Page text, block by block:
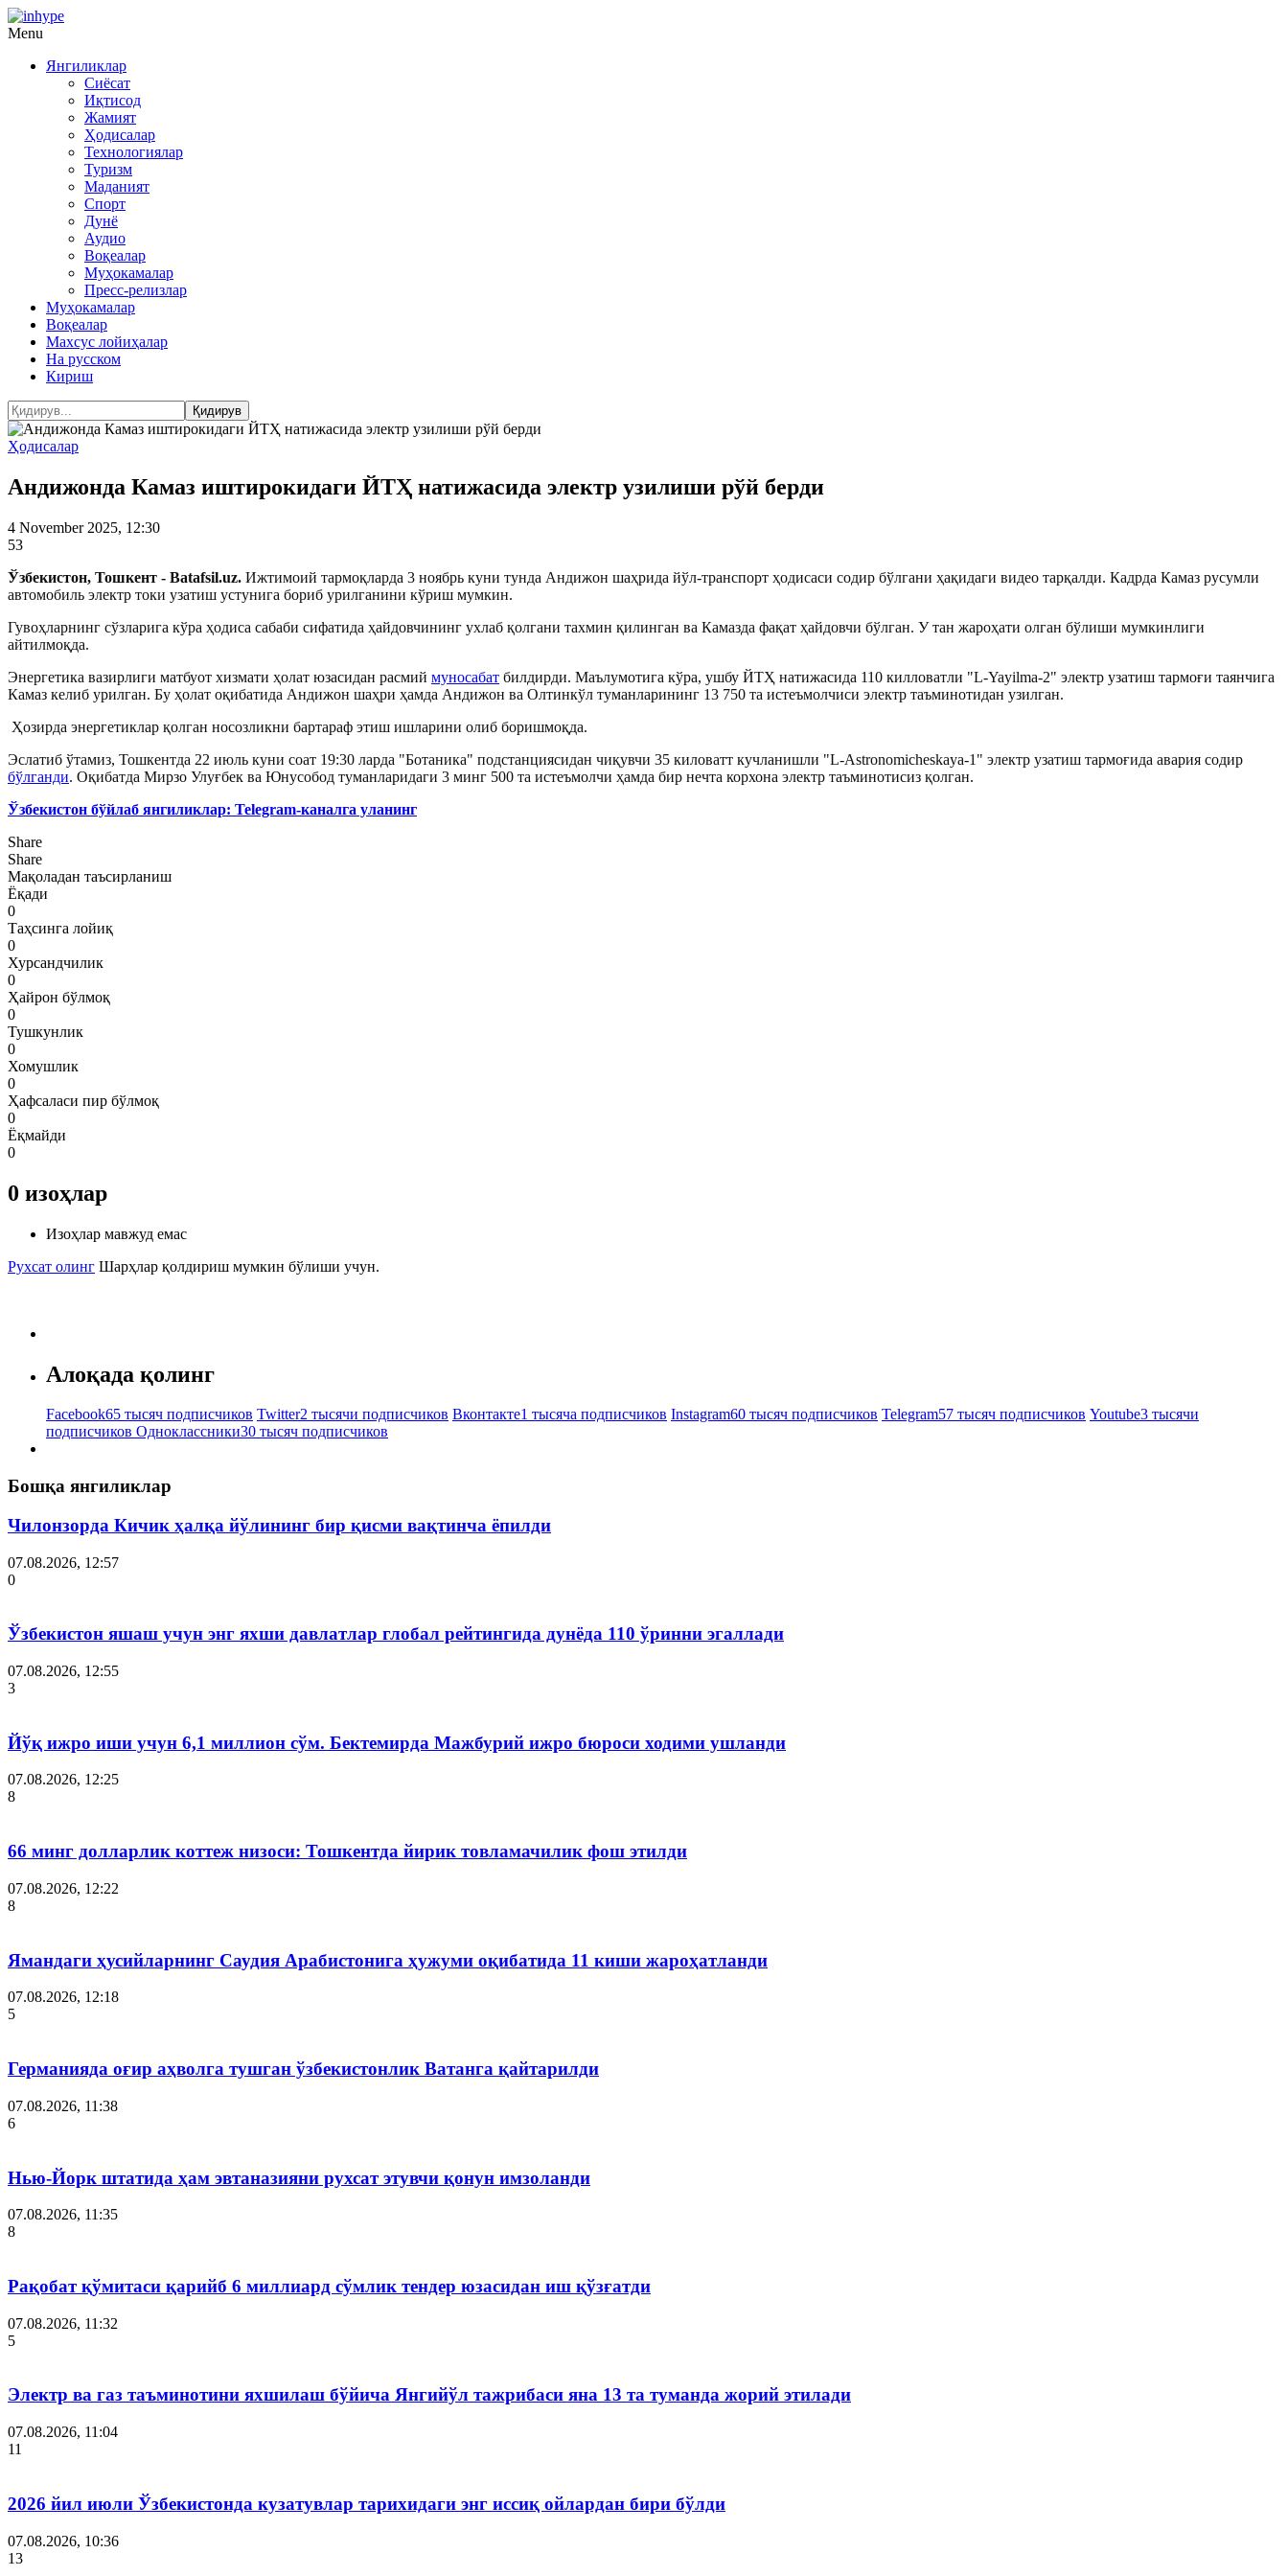
Menu
Янгиликлар
Сиёсат
Иқтисод
Жамият
Ҳодисалар
Технологиялар
Туризм
Маданият
Спорт
Дунё
Аудио
Воқеалар
Муҳокамалар
Пресс-релизлар
Муҳокамалар
Воқеалар
Махсус лойиҳалар
На русском
Кириш
Ҳодисалар
Андижонда Камаз иштирокидаги ЙТҲ натижасида электр узилиши рўй берди
4 November 2025, 12:30
53
Ўзбекистон, Тошкент - Batafsil.uz. Ижтимоий тармоқларда 3 ноябрь куни тунда Андижон шаҳрида йўл-транспорт ҳодисаси содир бўлгани ҳақидаги видео тарқалди. Кадрда Камаз русумли
автомобиль электр токи узатиш устунига бориб урилганини кўриш мумкин.
Гувоҳларнинг сўзларига кўра ҳодиса сабаби сифатида ҳайдовчининг ухлаб қолгани тахмин қилинган ва Камазда фақат ҳайдовчи бўлган. У тан жароҳати олган бўлиши мумкинлиги
айтилмоқда.
Энергетика вазирлиги матбуот хизмати ҳолат юзасидан расмий муносабат билдирди. Маълумотига кўра, ушбу ЙТҲ натижасида 110 килловатли "L-Yayilma-2" электр узатиш тармоғи таянчига
Камаз келиб урилган. Бу ҳолат оқибатида Андижон шаҳри ҳамда Андижон ва Олтинкўл туманларининг 13 750 та истеъмолчиси электр таъминотидан узилган.
Ҳозирда энергетиклар қолган носозликни бартараф этиш ишларини олиб боришмоқда.
Эслатиб ўтамиз, Тошкентда 22 июль куни соат 19:30 ларда "Ботаника" подстанциясидан чиқувчи 35 киловатт кучланишли "L-Astronomicheskaya-1" электр узатиш тармоғида авария содир
бўлганди. Оқибатда Мирзо Улуғбек ва Юнусобод туманларидаги 3 минг 500 та истеъмолчи ҳамда бир нечта корхона электр таъминотисиз қолган.
Ўзбекистон бўйлаб янгиликлар: Telegram-каналга уланинг
Share
Share
Мақоладан таъсирланиш
Ёқади
0
Таҳсинга лойиқ
0
Хурсандчилик
0
Ҳайрон бўлмоқ
0
Тушкунлик
0
Хомушлик
0
Ҳафсаласи пир бўлмоқ
0
Ёқмайди
0
0 изоҳлар
Изоҳлар мавжуд емас
Рухсат олинг Шарҳлар қолдириш мумкин бўлиши учун.
Алоқада қолинг
Facebook65 тысяч подписчиков Twitter2 тысячи подписчиков Вконтакте1 тысяча подписчиков Instagram60 тысяч подписчиков Telegram57 тысяч подписчиков Youtube3 тысячи
подписчиков Одноклассники30 тысяч подписчиков
Бошқа янгиликлар
Чилонзорда Кичик ҳалқа йўлининг бир қисми вақтинча ёпилди
07.08.2026, 12:57
0
Ўзбекистон яшаш учун энг яхши давлатлар глобал рейтингида дунёда 110 ўринни эгаллади
07.08.2026, 12:55
3
Йўқ ижро иши учун 6,1 миллион сўм. Бектемирда Мажбурий ижро бюроси ходими ушланди
07.08.2026, 12:25
8
66 минг долларлик коттеж низоси: Тошкентда йирик товламачилик фош этилди
07.08.2026, 12:22
8
Ямандаги ҳусийларнинг Саудия Арабистонига ҳужуми оқибатида 11 киши жароҳатланди
07.08.2026, 12:18
5
Германияда оғир аҳволга тушган ўзбекистонлик Ватанга қайтарилди
07.08.2026, 11:38
6
Нью-Йорк штатида ҳам эвтаназияни рухсат этувчи қонун имзоланди
07.08.2026, 11:35
8
Рақобат қўмитаси қарийб 6 миллиард сўмлик тендер юзасидан иш қўзғатди
07.08.2026, 11:32
5
Электр ва газ таъминотини яхшилаш бўйича Янгийўл тажрибаси яна 13 та туманда жорий этилади
07.08.2026, 11:04
11
2026 йил июли Ўзбекистонда кузатувлар тарихидаги энг иссиқ ойлардан бири бўлди
07.08.2026, 10:36
13